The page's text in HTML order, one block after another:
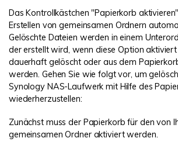
Das Kontrollkästchen "Papierkorb
Erstellen von gemeinsamen Ordnern
Gelöschte Dateien werden in einem
der erstellt wird, wenn diese Option aktiviert
dauerhaft gelöscht oder aus dem
werden. Gehen Sie wie folgt vor, um
Synology NAS-Laufwerk mit Hilfe des
wiederherzustellen:
Zunächst muss der Papierkorb für den von
gemeinsamen Ordner aktiviert werden.